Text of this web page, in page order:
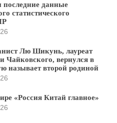
данные
статистического
Лю Шикунь, лауреат
Чайковского, вернулся в
называет второй родиной
«Россия Китай главное»